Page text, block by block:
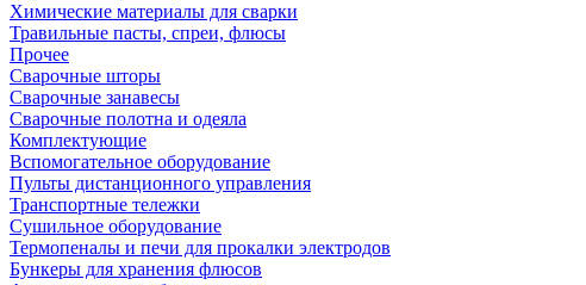
Химические материалы для сварки
Травильные пасты, спреи, флюсы
Прочее
Сварочные шторы
Сварочные занавесы
Сварочные полотна и одеяла
Комплектующие
Вспомогательное оборудование
Пульты дистанционного управления
Транспортные тележки
Сушильное оборудование
Термопеналы и печи для прокалки электродов
Бункеры для хранения флюсов